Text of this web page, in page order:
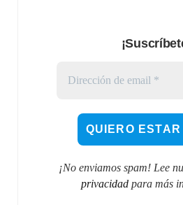
¡No enviamos spam! Lee
privacidadpara más